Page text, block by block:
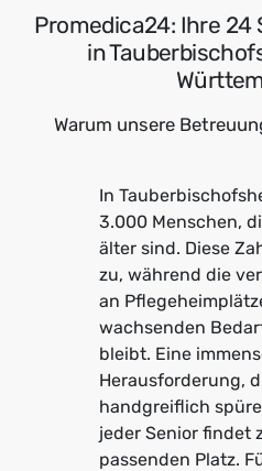
Promedica24: Ihre
in
Warum unsere
In
3.000 Menschen,
älter sind. Diese
zu, während die
an
wachsenden
bleibt. Eine
Herausforderung,
handgreiflich
jeder Senior findet
passenden Platz.